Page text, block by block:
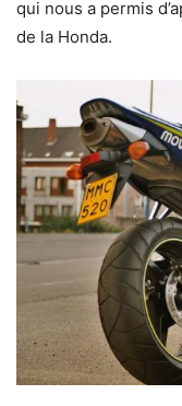
qui nous a permis
de la Honda.